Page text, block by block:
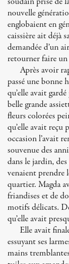
nouvelle
englobaient en
caissière ait déjà
demandée d’un
retourner faire
Après avoir
passé une bonne
qu’elle avait
belle grande
fleurs colorées
qu’elle avait reçu
occasion l’avait
souvenue des
dans le jardin,
venaient prendre
quartier. Magda
friandises et de
motifs délicats.
qu’elle avait
Elle avait
essuyant ses
mains